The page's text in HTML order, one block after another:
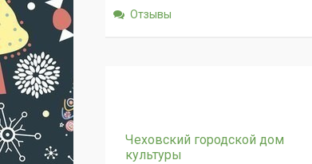
Отзывы
Чеховский городской дом
культуры